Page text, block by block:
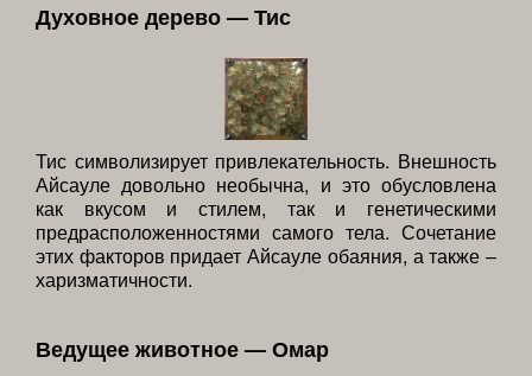
Духовное дерево — Тис
Тис символизирует привлекательность. Внешность
Айсауле довольно необычна, и это обусловлена
как вкусом и стилем, так и генетическими
предрасположенностями самого тела. Сочетание
этих факторов придает Айсауле обаяния, а также –
харизматичности.
Ведущее животное — Омар